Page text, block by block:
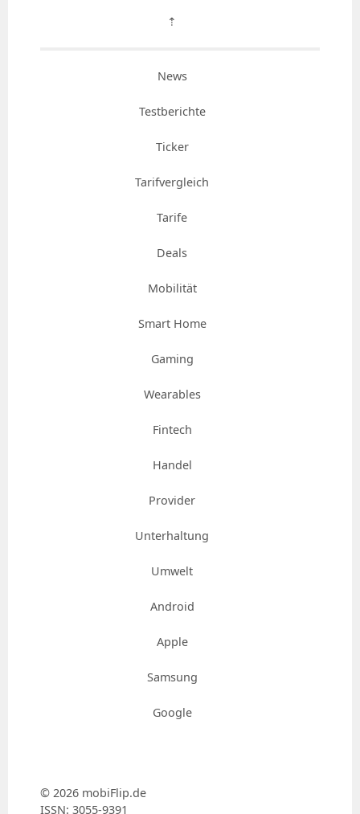
⇡
News
Testberichte
Ticker
Tarifvergleich
Tarife
Deals
Mobilität
Smart Home
Gaming
Wearables
Fintech
Handel
Provider
Unterhaltung
Umwelt
Android
Apple
Samsung
Google
© 2026 mobiFlip.de
ISSN: 3055-9391